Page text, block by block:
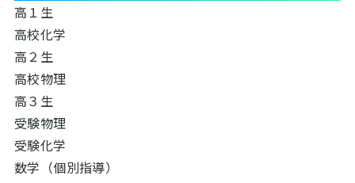
高１生
高校化学
高２生
高校物理
高３生
受験物理
受験化学
数学（個別指導）